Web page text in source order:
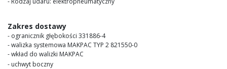
Zakres dostawy
- ogranicznik głębokości 331886-4
- walizka systemowa MAKPAC TYP 2 821550-0
- wkład do walizki MAKPAC
- uchwyt boczny